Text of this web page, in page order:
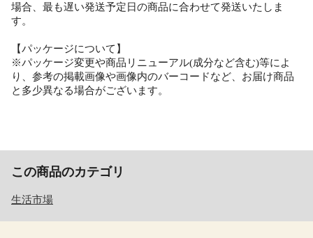
場合、最も遅い発送予定日の商品に合わせて発送いたしま
す。
【パッケージについて】
※パッケージ変更や商品リニューアル(成分など含む)等によ
り、参考の掲載画像や画像内のバーコードなど、お届け商品
と多少異なる場合がございます。
この商品のカテゴリ
生活市場